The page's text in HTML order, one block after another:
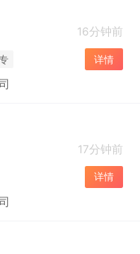
16分钟前
详情
17分钟前
详情